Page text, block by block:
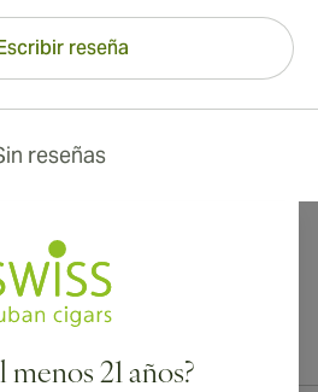
reseña
reseñas
menos 21 años?